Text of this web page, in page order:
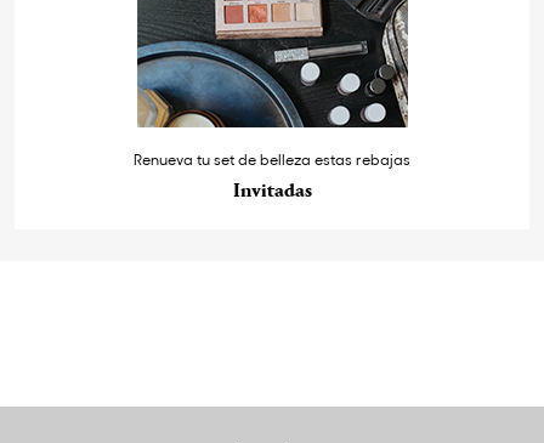
Renueva tu set de belleza estas rebajas
Invitadas